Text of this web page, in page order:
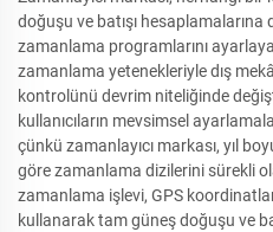
doğuşu ve batışı
zamanlama programlarını
zamanlama yetenekleriyle dış
kontrolünü devrim niteliğinde
kullanıcıların mevsimsel
çünkü zamanlayıcı markası, yıl
göre zamanlama dizilerini sürekli
zamanlama işlevi, GPS
kullanarak tam güneş doğuşu ve